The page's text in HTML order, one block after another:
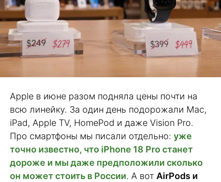
Apple в июне разом подняла цены почти на
всю линейку. За один день подорожали Mac,
iPad, Apple TV, HomePod и даже Vision Pro.
Про смартфоны мы писали отдельно: уже
точно известно, что iPhone 18 Pro станет
дороже и мы даже предположили сколько
он может стоить в России. А вот AirPods и